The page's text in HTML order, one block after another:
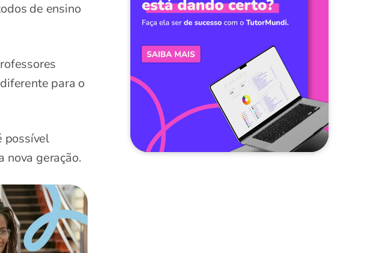
de ensino
para o
possível
nova geração.